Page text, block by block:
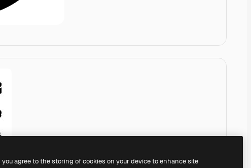
you agree to the storing of cookies on your device to enhance site